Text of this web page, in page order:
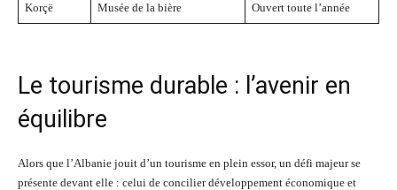
Korçë Musée de la bière Ouvert toute l’année
Le tourisme durable : l’avenir en
équilibre
Alors que l’Albanie jouit d’un tourisme en plein essor, un défi majeur se
présente devant elle : celui de concilier développement économique et